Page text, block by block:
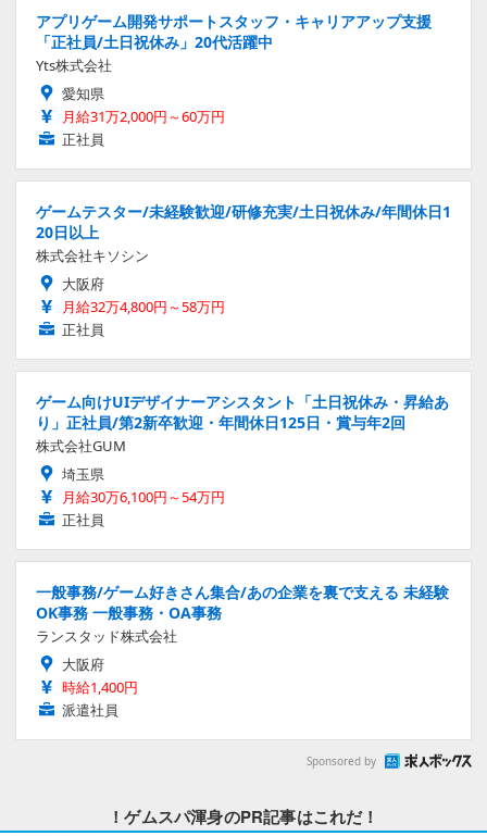
アプリゲーム開発サポートスタッフ・キャリアアップ支援
「正社員/土日祝休み」20代活躍中
Yts株式会社
愛知県
月給31万2,000円～60万円
正社員
ゲームテスター/未経験歓迎/研修充実/土日祝休み/年間休日1
20日以上
株式会社キソシン
大阪府
月給32万4,800円～58万円
正社員
ゲーム向けUIデザイナーアシスタント「土日祝休み・昇給あ
り」正社員/第2新卒歓迎・年間休日125日・賞与年2回
株式会社GUM
埼玉県
月給30万6,100円～54万円
正社員
一般事務/ゲーム好きさん集合/あの企業を裏で支える 未経験
OK事務 一般事務・OA事務
ランスタッド株式会社
大阪府
時給1,400円
派遣社員
Sponsored by
！ゲムスパ渾身のPR記事はこれだ！